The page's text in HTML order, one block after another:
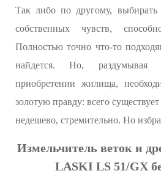
Так либо по другому, выбирать
собственных чувств,
Полностью точно что-то
найдется. Но,
приобретении жилища,
золотую правду: всего
недешево, стремительно. Но
Измельчитель веток и
LASKI LS 51/GX